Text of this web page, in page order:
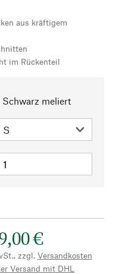
aus kräftigem
im Rückenteil
Schwarz meliert
€
zzgl. Versandkosten
Versand mit DHL